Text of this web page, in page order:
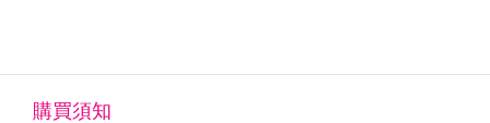
購買須知